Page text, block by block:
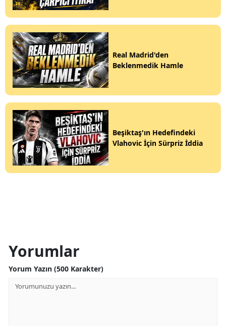
Real Madrid'den
Beklenmedik Hamle
Beşiktaş'ın Hedefindeki
Vlahovic İçin Sürpriz İddia
Yorumlar
Yorum Yazın (500 Karakter)